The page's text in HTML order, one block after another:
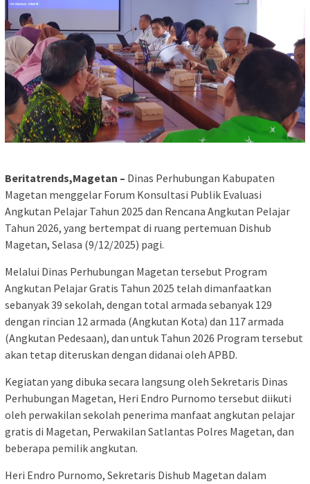
Beritatrends,Magetan – Dinas Perhubungan Kabupaten
Magetan menggelar Forum Konsultasi Publik Evaluasi
Angkutan Pelajar Tahun 2025 dan Rencana Angkutan Pelajar
Tahun 2026, yang bertempat di ruang pertemuan Dishub
Magetan, Selasa (9/12/2025) pagi.
Melalui Dinas Perhubungan Magetan tersebut Program
Angkutan Pelajar Gratis Tahun 2025 telah dimanfaatkan
sebanyak 39 sekolah, dengan total armada sebanyak 129
dengan rincian 12 armada (Angkutan Kota) dan 117 armada
(Angkutan Pedesaan), dan untuk Tahun 2026 Program tersebut
akan tetap diteruskan dengan didanai oleh APBD.
Kegiatan yang dibuka secara langsung oleh Sekretaris Dinas
Perhubungan Magetan, Heri Endro Purnomo tersebut diikuti
oleh perwakilan sekolah penerima manfaat angkutan pelajar
gratis di Magetan, Perwakilan Satlantas Polres Magetan, dan
beberapa pemilik angkutan.
Heri Endro Purnomo, Sekretaris Dishub Magetan dalam